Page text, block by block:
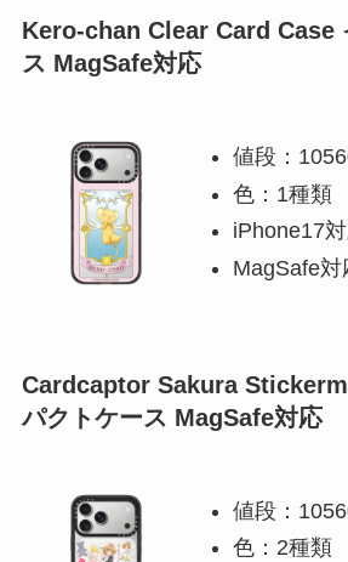
Kero-chan Clear Card Case
ス MagSafe対応
値段：
色：1種類
iPhone17
MagSafe対
Cardcaptor Sakura
パクトケース MagSafe対応
値段：
色：2種類